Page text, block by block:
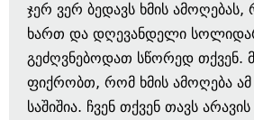
ჯერ ვერ ბედავს ხმის
ხართ და დღევანდელი
გეძღვნებოდათ სწორედ თქვენ.
ფიქრობთ, რომ ხმის ამოღება ამ
საშიშია. ჩვენ თქვენ თავს არავის